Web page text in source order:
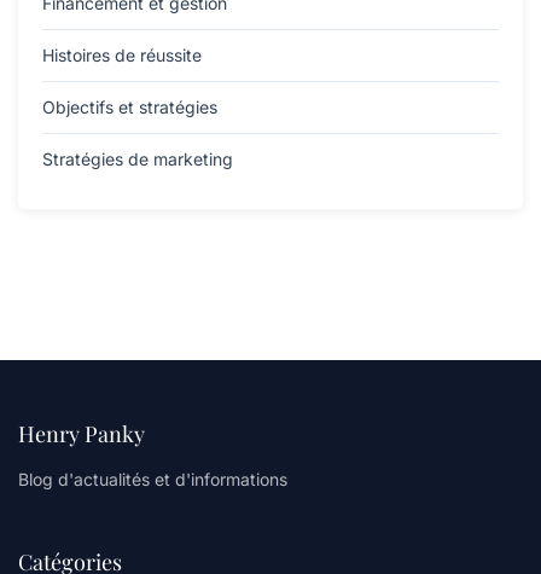
Histoires de réussite
Objectifs et stratégies
Stratégies de marketing
Henry Panky
Blog d'actualités et d'informations
Catégories